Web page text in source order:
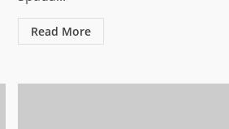
Read More